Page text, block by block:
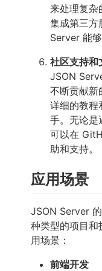
来处理复杂
集成第三方
Server 能
社区支持和
JSON
不断贡献新
详细的教程
手。无论是
可以在
助和支持。
应用场景
JSON Server
种类型的项目和
用场景：
前端开发